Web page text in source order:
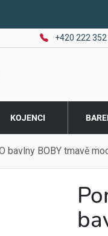
+420 222
KOJENCI
bavlny BOBY tmavě